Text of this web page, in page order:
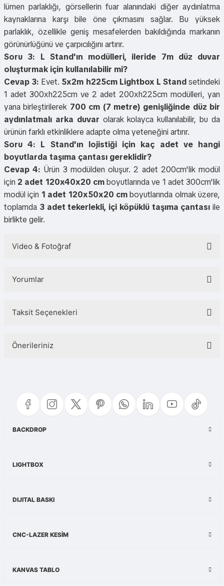
lümen parlaklığı, görsellerin fuar alanındaki diğer aydınlatma
kaynaklarına karşı bile öne çıkmasını sağlar. Bu yüksek
parlaklık, özellikle geniş mesafelerden bakıldığında markanın
görünürlüğünü ve çarpıcılığını artırır.
Soru 3: L Stand'ın modülleri, ileride 7m düz duvar
oluşturmak için kullanılabilir mi?
Cevap 3: Evet. 5x2m h225cm Lightbox L Standsetindeki
1 adet 300xh225cm ve 2 adet 200xh225cm modülleri, yan
yana birleştirilerek 700 cm (7 metre) genişliğinde düz bir
aydınlatmalı arka duvar olarak kolayca kullanılabilir, bu da
ürünün farklı etkinliklere adapte olma yeteneğini artırır.
Soru 4: L Stand'ın lojistiği için kaç adet ve hangi
boyutlarda taşıma çantası gereklidir?
Cevap 4: Ürün 3 modülden oluşur. 2 adet 200cm'lik modül
için2 adet 120x40x20 cmboyutlarında ve 1 adet 300cm'lik
modül için 1 adet 120x50x20 cmboyutlarında olmak üzere,
toplamda 3 adet tekerlekli, içi köpüklü taşıma çantası ile
birlikte gelir.
Video & Fotoğraf
Yorumlar
Taksit Seçenekleri
Önerileriniz
Görüş ve önerileriniz için teşekkür ederiz.
Ürün resmi kalitesiz, bozuk veya görüntülenemiyor.
BACKDROP
LIGHTBOX
DIJITAL BASKI
CNC-LAZER KESİM
KANVAS TABLO